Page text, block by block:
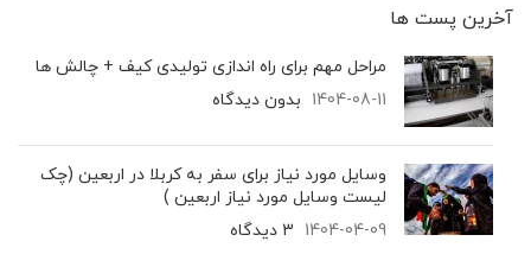
آخرین پست‌ ها
مراحل مهم برای راه اندازی تولیدی کیف + چالش ها
1404-08-11 بدون دیدگاه
وسایل مورد نیاز برای سفر به کربلا در اربعین (چک
لیست وسایل مورد نیاز اربعین )
1404-04-09 3 دیدگاه